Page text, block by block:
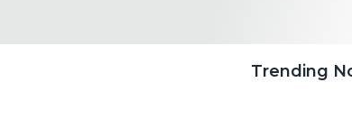
Trending